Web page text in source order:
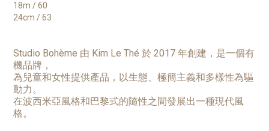
18m / 60
24cm / 63
Studio Bohème 由 Kim Le Thé 於 2017 年創建，是一個有
機品牌，
為兒童和女性提供產品，以生態、極簡主義和多樣性為驅
動力。
在波西米亞風格和巴黎式的隨性之間發展出一種現代風
格。